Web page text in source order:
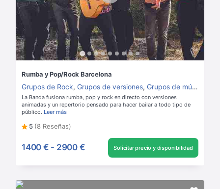
Rumba y Pop/Rock Barcelona
Grupos de Rock, Grupos de versiones, Grupos de música para boda
La Banda fusiona rumba, pop y rock en directo con versiones
animadas y un repertorio pensado para hacer bailar a todo tipo de
público. Leer más
5 (8 Reseñas)
1400 € - 2900 € Solicitar precio y disponibilidad